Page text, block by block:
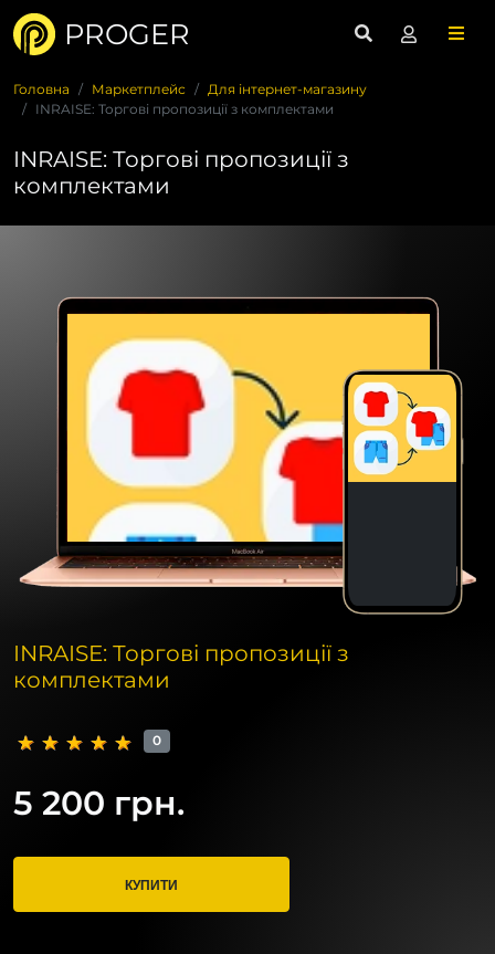
PROGER
Головна Маркетплейс
Для інтернет-магазину
INRAISE: Торгові пропозиції з комплектами
INRAISE: Торгові пропозиції з
комплектами
INRAISE: Торгові пропозиції з
комплектами
0
5 200 грн.
КУПИТИ